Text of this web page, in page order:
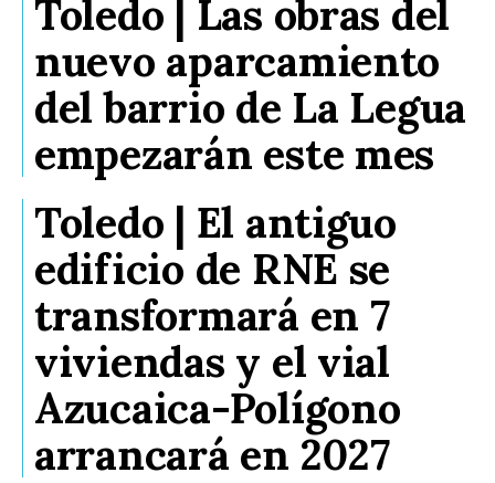
Toledo | Las obras del
nuevo aparcamiento
del barrio de La Legua
empezarán este mes
Toledo | El antiguo
edificio de RNE se
transformará en 7
viviendas y el vial
Azucaica-Polígono
arrancará en 2027